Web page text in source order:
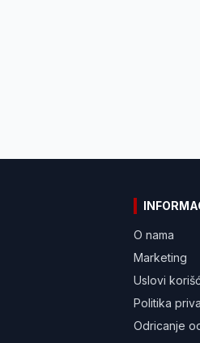
O nama
Marketing
Uslovi
Politika
Odricanje